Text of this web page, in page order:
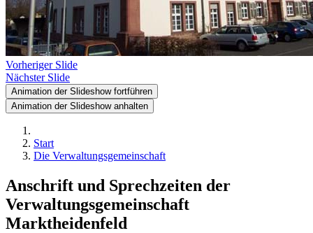
Vorheriger Slide
Nächster Slide
Animation der Slideshow fortführen
Animation der Slideshow anhalten
Start
Die Verwaltungsgemeinschaft
Anschrift und Sprechzeiten der
Verwaltungsgemeinschaft
Marktheidenfeld